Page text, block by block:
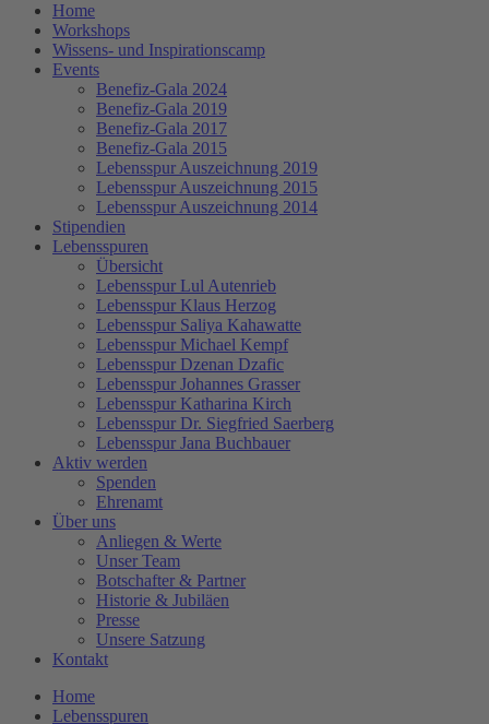
Home
Workshops
Wissens- und Inspirationscamp
Events
Benefiz-Gala 2024
Benefiz-Gala 2019
Benefiz-Gala 2017
Benefiz-Gala 2015
Lebensspur Auszeichnung 2019
Lebensspur Auszeichnung 2015
Lebensspur Auszeichnung 2014
Stipendien
Lebensspuren
Übersicht
Lebensspur Lul Autenrieb
Lebensspur Klaus Herzog
Lebensspur Saliya Kahawatte
Lebensspur Michael Kempf
Lebensspur Dzenan Dzafic
Lebensspur Johannes Grasser
Lebensspur Katharina Kirch
Lebensspur Dr. Siegfried Saerberg
Lebensspur Jana Buchbauer
Aktiv werden
Spenden
Ehrenamt
Über uns
Anliegen & Werte
Unser Team
Botschafter & Partner
Historie & Jubiläen
Presse
Unsere Satzung
Kontakt
Home
Lebensspuren